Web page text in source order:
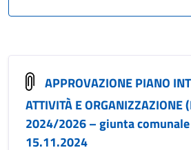
APPROVAZIONE PIANO
ATTIVITÀ E ORGANIZZAZIONE
2024/2026 – giunta
15.11.2024